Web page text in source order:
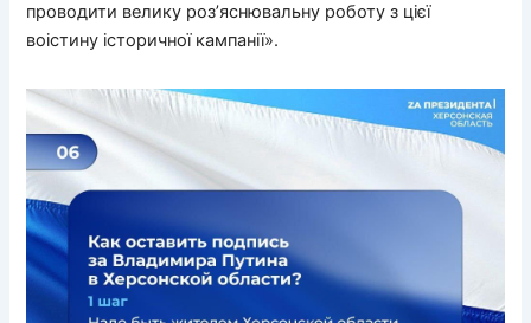
проводити велику роз’яснювальну роботу з цієї
воістину історичної кампанії».